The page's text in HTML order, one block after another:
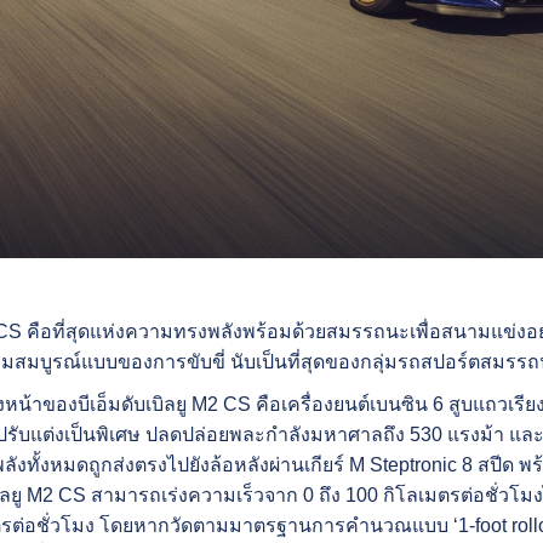
คือที่สุดแห่งความทรงพลังพร้อมด้วยสมรรถนะเพื่อสนามแข่ง
สมบูรณ์แบบของการขับขี่ นับเป็นที่สุดของกลุ่มรถสปอร์ตสมรร
น้าของบีเอ็มดับเบิลยู M2 CS คือเครื่องยนต์เบนซิน 6 สูบแถวเรี
รับแต่งเป็นพิเศษ ปลดปล่อยพละกำลังมหาศาลถึง 530 แรงม้า แ
งทั้งหมดถูกส่งตรงไปยังล้อหลังผ่านเกียร์ M Steptronic 8 สปีด
ยู M2 CS สามารถเร่งความเร็วจาก 0 ถึง 100 กิโลเมตรต่อชั่วโ
ต่อชั่วโมง โดยหากวัดตามมาตรฐานการคำนวณแบบ ‘1-foot